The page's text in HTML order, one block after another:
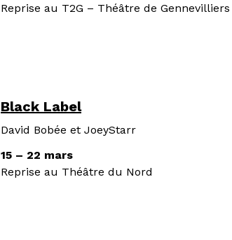
Reprise au T2G – Théâtre de Gennevilliers
Black Label
David Bobée et JoeyStarr
15 – 22 mars
Reprise au Théâtre du Nord